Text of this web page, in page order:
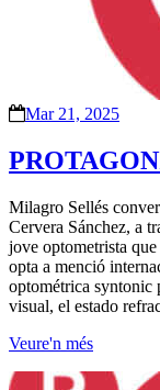
Mar 21, 2025
Milagro Sellés
Cervera Sánchez, a
jove optometrista
opta a menció
optométrica syntonic
visual, el estado
Veure'n més